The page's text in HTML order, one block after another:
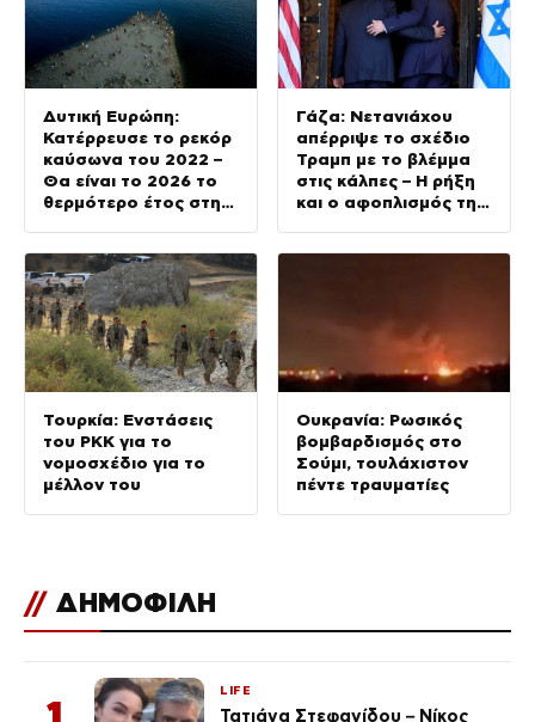
Δυτική Ευρώπη:
Κατέρρευσε το ρεκόρ
καύσωνα του 2022 –
Θα είναι το 2026 το
θερμότερο έτος στην
Γάζα: Νετανιάχου
απέρριψε το σχέδιο
Τραμπ με το βλέμμα
στις κάλπες – Η ρήξη
και ο αφοπλισμός της
Τουρκία: Ενστάσεις
του PKK για το
νομοσχέδιο για το
μέλλον του
Ουκρανία: Ρωσικός
βομβαρδισμός στο
Σούμι, τουλάχιστον
πέντε τραυματίες
// ΔΗΜΟΦΙΛΗ
LIFE
Τατιάνα Στεφανίδου – Νίκος